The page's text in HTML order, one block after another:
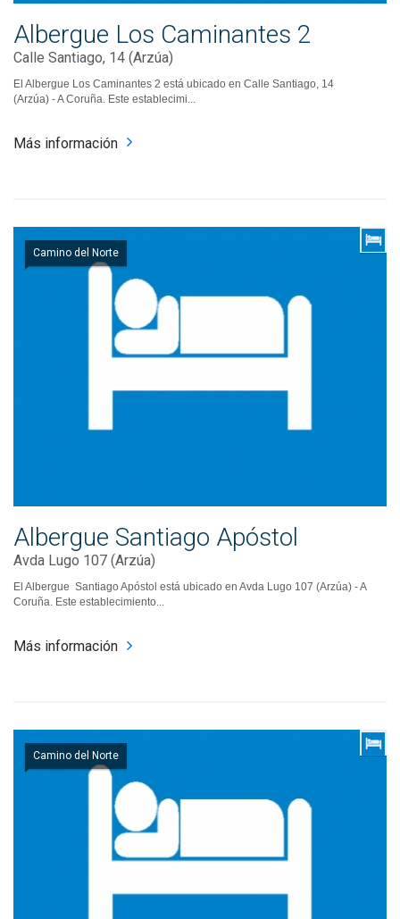
Albergue Los Caminantes 2
Calle Santiago, 14 (Arzúa)
El Albergue Los Caminantes 2 está ubicado en Calle Santiago, 14
(Arzúa) - A Coruña. Este establecimi...
Más información
Camino del Norte
Albergue Santiago Apóstol
Avda Lugo 107 (Arzúa)
El Albergue Santiago Apóstol está ubicado en Avda Lugo 107 (Arzúa) - A
Coruña. Este establecimiento...
Más información
Camino del Norte